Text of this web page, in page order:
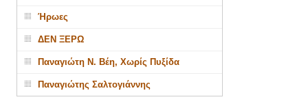
Ήρωες
ΔΕΝ ΞΕΡΩ
Παναγιώτη Ν. Βέη, Χωρίς Πυξίδα
Παναγιώτης Σαλτογιάννης